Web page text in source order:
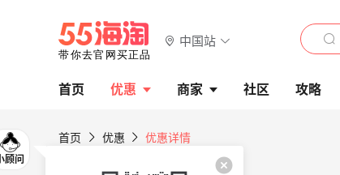
中国站
首页 优惠 商家 社区 攻略
首页 优惠 优惠详情